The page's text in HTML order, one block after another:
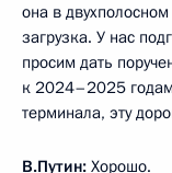
она в
загрузка. У нас
просим дать
к 2024–2025
терминала, эту
В.Путин: Хорошо.